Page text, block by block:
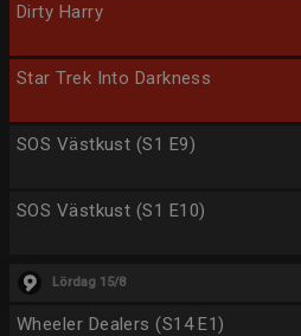
Dirty Harry
Star Trek Into Darkness
SOS Västkust (S1 E9)
SOS Västkust (S1 E10)
Lördag 15/8
Wheeler Dealers (S14 E1)